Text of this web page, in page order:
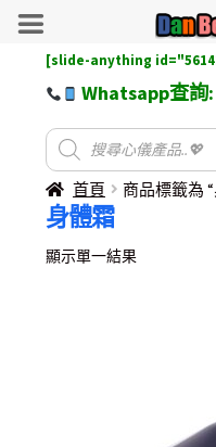
[slide-anything
Whatsapp查詢
首頁 商品標籤為
身體霜
顯示單一結果